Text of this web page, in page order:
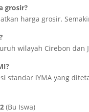
grosir?
harga grosir.
wilayah Cirebon dan
standar IYMA yang
(Bu Iswa)